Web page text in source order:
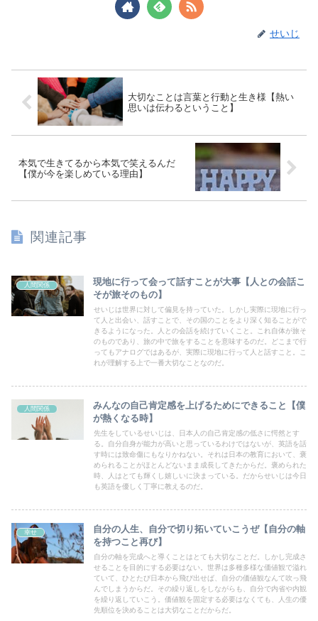
せいじ
大切なことは言葉と行動と生き様【熱い
思いは伝わるということ】
本気で生きてるから本気で笑えるんだ
【僕が今を楽しめている理由】
関連記事
人間関係
現地に行って会って話すことが大事【人との会話こ
そが旅そのもの】
せいじは世界に対して偏見を持っていた。しかし実際に現地に行っ
て人と出会い、話すことで、その国のことをより深く知ることがで
きるようになった。人との会話を続けていくこと。これ自体が旅そ
のものであり、旅の中で旅をすることを意味するのだ。どこまで行
ってもアナログではあるが、実際に現地に行って人と話すこと。こ
れが理解する上で一番大切なことなのだ。
人間関係
みんなの自己肯定感を上げるためにできること【僕
が熱くなる時】
先生をしているせいじは、日本人の自己肯定感の低さに愕然とす
る。自分自身が能力が高いと思っているわけではないが、英語を話
す時には致命傷にもなりかねない。それは日本の教育において、褒
められることがほとんどないまま成長してきたからだ。褒められた
時、人はとても輝くし嬉しいに決まっている。だからせいじは今日
も英語を優しく丁寧に教えるのだ。
幸せ
自分の人生、自分で切り拓いていこうぜ【自分の軸
を持つこと再び】
自分の軸を完成へと導くことはとても大切なことだ。しかし完成さ
せることを目的にする必要はない。世界は多種多様な価値観で溢れ
ていて、ひとたび日本から飛び出せば、自分の価値観なんて吹っ飛
んでしまうからだ。その繰り返しをしながらも、自分で内省や内観
を繰り返していこう。価値観を固定する必要はなくても、人生の優
先順位を決めることは大切なことだからだ。